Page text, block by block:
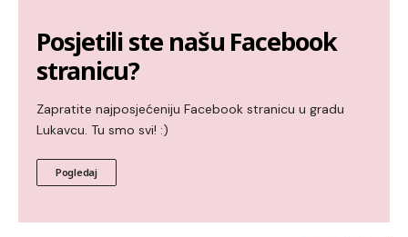
Posjetili ste našu Facebook
stranicu?
Zapratite najposjećeniju Facebook stranicu u gradu
Lukavcu. Tu smo svi! :)
Pogledaj